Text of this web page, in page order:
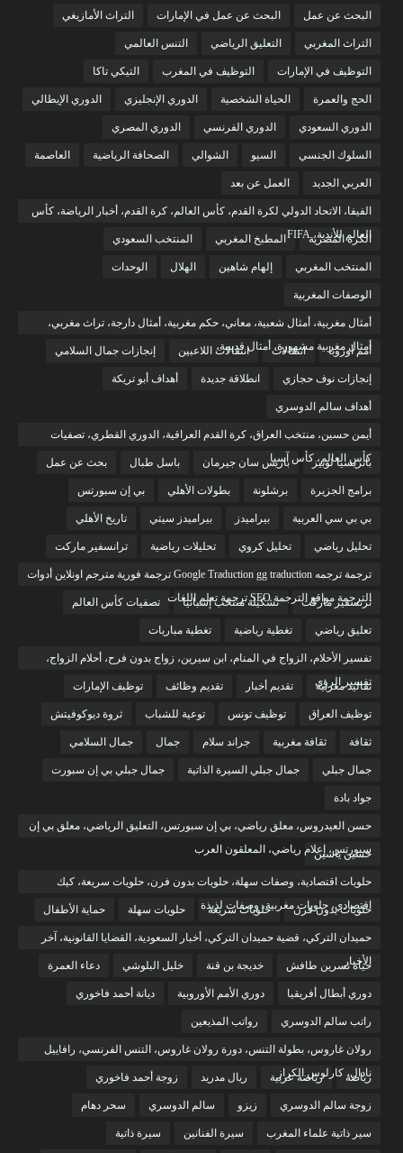
البحث عن عمل البحث عن عمل في الإمارات التراث الأمازيغي
التراث المغربي التعليق الرياضي التنس العالمي
التوظيف في الإمارات التوظيف في المغرب التيكي تاكا
الحج والعمرة الحياة الشخصية الدوري الإنجليزي الدوري الإيطالي
الدوري السعودي الدوري الفرنسي الدوري المصري
السلوك الجنسي السيو الشوالي الصحافة الرياضية العاصمة
العربي الجديد العمل عن بعد
الفيفا، الاتحاد الدولي لكرة القدم، كأس العالم، كرة القدم، أخبار الرياضة، كأس
العالم للأندية، FIFA
الكرة المصرية المطبخ المغربي المنتخب السعودي
المنتخب المغربي إلهام شاهين الهلال الوحدات
الوصفات المغربية
أمثال مغربية، أمثال شعبية، معاني، حكم مغربية، أمثال دارجة، تراث مغربي،
أمثال مغربية مشهورة، أمثال قديمة،
أمم أوروبا انتقالات انتقالات اللاعبين إنجازات جمال السلامي
إنجازات نوف حجازي انطلاقة جديدة أهداف أبو تريكة
أهداف سالم الدوسري
أيمن حسين، منتخب العراق، كرة القدم العراقية، الدوري القطري، تصفيات
كأس العالم، كأس آسيا
باتريسيا لوبيز باريس سان جيرمان باسل طبال بحث عن عمل
برامج الجزيرة برشلونة بطولات الأهلي بي إن سبورتس
بي بي سي العربية بيراميدز بيراميدز سيتي تاريخ الأهلي
تحليل رياضي تحليل كروي تحليلات رياضية ترانسفير ماركت
ترجمة ترجمه Google Traduction gg traduction ترجمة فورية مترجم اونلاين أدوات
الترجمة مواقع الترجمة SEO ترجمة تعلم اللغات
ترنسفير ماركت تشكيلة منتخب إسبانيا تصفيات كأس العالم
تعليق رياضي تغطية رياضية تغطية مباريات
تفسير الأحلام، الزواج في المنام، ابن سيرين، زواج بدون فرح، أحلام الزواج،
تفسير الرؤى
تقاليد مغربية تقديم أخبار تقديم وظائف توظيف الإمارات
توظيف العراق توظيف تونس توعية للشباب ثروة ديوكوفيتش
ثقافة ثقافة مغربية جراند سلام جمال جمال السلامي
جمال جبلي جمال جبلي السيرة الذاتية جمال جبلي بي إن سبورت
جواد بادة
حسن العيدروس، معلق رياضي، بي إن سبورتس، التعليق الرياضي، معلق بي إن
سبورتس، إعلام رياضي، المعلقون العرب
حسين ياسين
حلويات اقتصادية، وصفات سهلة، حلويات بدون فرن، حلويات سريعة، كيك
اقتصادي، حلويات مغربية، وصفات لذيذة
حلويات بدون فرن حلويات سريعة حلويات سهلة حماية الأطفال
حميدان التركي، قضية حميدان التركي، أخبار السعودية، القضايا القانونية، آخر
الأخبار
حياة نسرين طافش خديجة بن قنة خليل البلوشي دعاء العمرة
دوري أبطال أفريقيا دوري الأمم الأوروبية ديانة أحمد فاخوري
راتب سالم الدوسري رواتب المذيعين
رولان غاروس، بطولة التنس، دورة رولان غاروس، التنس الفرنسي، رافاييل
نادال، كارلوس الكراز
رياضة رياضة عربية ريال مدريد زوجة أحمد فاخوري
زوجة سالم الدوسري زيزو سالم الدوسري سحر دهام
سير ذاتية علماء المغرب سيرة الفنانين سيرة ذاتية